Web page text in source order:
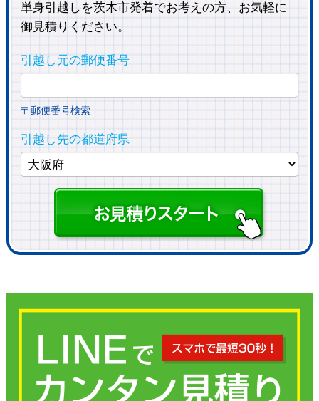
単身引越しを茨木市発着でお考えの方、お気軽に
御見積りください。
引越し元の郵便番号
〒郵便番号検索
引越し先の都道府県